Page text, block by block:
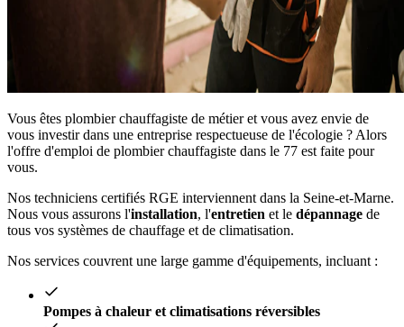
Vous êtes plombier chauffagiste de métier et vous avez envie de
vous investir dans une entreprise respectueuse de l'écologie ? Alors
l'offre d'emploi de plombier chauffagiste dans le 77 est faite pour
vous.
Nos techniciens certifiés RGE interviennent dans la Seine-et-Marne.
Nous vous assurons l'installation, l'entretien et le dépannage de
tous vos systèmes de chauffage et de climatisation.
Nos services couvrent une large gamme d'équipements, incluant :
Pompes à chaleur et climatisations réversibles